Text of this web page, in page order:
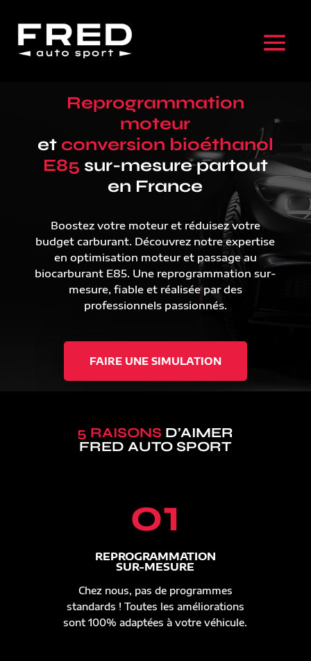
Reprogrammation
moteur
et conversion bioéthanol
E85 sur-mesure partout
en France
Boostez votre moteur et réduisez votre
budget carburant. Découvrez notre expertise
en optimisation moteur et passage au
biocarburant E85. Une reprogrammation sur-
mesure, fiable et réalisée par des
professionnels passionnés.
FAIRE UNE SIMULATION
5 RAISONS D’AIMER
FRED AUTO SPORT
01
REPROGRAMMATION
SUR-MESURE
Chez nous, pas de programmes
standards ! Toutes les améliorations
sont 100% adaptées à votre véhicule.